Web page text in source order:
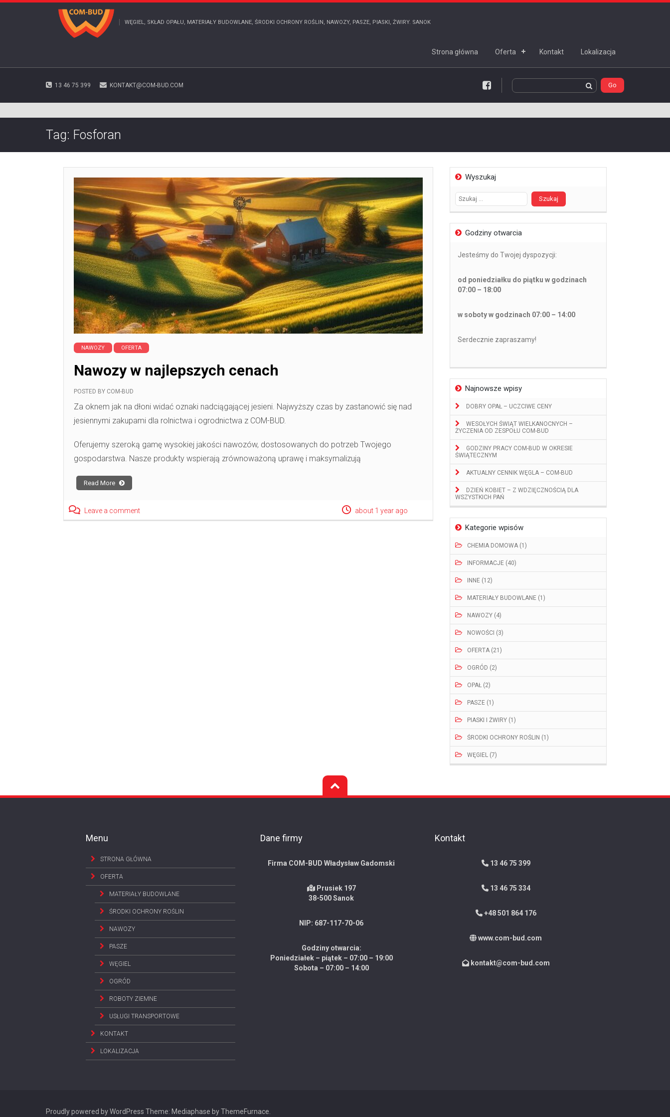
WĘGIEL, SKŁAD OPAŁU, MATERIAŁY BUDOWLANE, ŚRODKI OCHRONY ROŚLIN, NAWOZY, PASZE, PIASKI, ŻWIRY. SANOK
Strona główna Oferta Kontakt Lokalizacja
13 46 75 399 KONTAKT@COM-BUD.COM
Facebook
Tag: Fosforan
Wyszukaj
Szukaj:
Godziny otwarcia
Jesteśmy do Twojej dyspozycji:
od poniedziałku do piątku w godzinach
07:00 – 18:00
w soboty w godzinach 07:00 – 14:00
Serdecznie zapraszamy!
Najnowsze wpisy
DOBRY OPAŁ – UCZCIWE CENY
WESOŁYCH ŚWIĄT WIELKANOCNYCH –
ŻYCZENIA OD ZESPOŁU COM-BUD
GODZINY PRACY COM-BUD W OKRESIE
ŚWIĄTECZNYM
AKTUALNY CENNIK WĘGLA – COM-BUD
DZIEŃ KOBIET – Z WDZIĘCZNOŚCIĄ DLA
WSZYSTKICH PAŃ
Kategorie wpisów
CHEMIA DOMOWA (1)
INFORMACJE (40)
INNE (12)
MATERIAŁY BUDOWLANE (1)
NAWOZY (4)
NOWOŚCI (3)
OFERTA (21)
OGRÓD (2)
OPAŁ (2)
PASZE (1)
PIASKI I ŻWIRY (1)
ŚRODKI OCHRONY ROŚLIN (1)
WĘGIEL (7)
NAWOZY OFERTA
Nawozy w najlepszych cenach
POSTED BY COM-BUD
Za oknem jak na dłoni widać oznaki nadciągającej jesieni. Najwyższy czas by zastanowić się nad
jesiennymi zakupami dla rolnictwa i ogrodnictwa z COM-BUD.
Oferujemy szeroką gamę wysokiej jakości nawozów, dostosowanych do potrzeb Twojego
gospodarstwa. Nasze produkty wspierają zrównoważoną uprawę i maksymalizują
Read More
Leave a comment about 1 year ago
Menu
STRONA GŁÓWNA
OFERTA
MATERIAŁY BUDOWLANE
ŚRODKI OCHRONY ROŚLIN
NAWOZY
PASZE
WĘGIEL
OGRÓD
ROBOTY ZIEMNE
USŁUGI TRANSPORTOWE
KONTAKT
LOKALIZACJA
Dane firmy
Firma COM-BUD Władysław Gadomski
Prusiek 197
38-500 Sanok
NIP: 687-117-70-06
Godziny otwarcia:
Poniedziałek – piątek – 07:00 – 19:00
Sobota – 07:00 – 14:00
Kontakt
13 46 75 399
13 46 75 334
+48 501 864 176
www.com-bud.com
kontakt@com-bud.com
Proudly powered by WordPress Theme: Mediaphase byThemeFurnace